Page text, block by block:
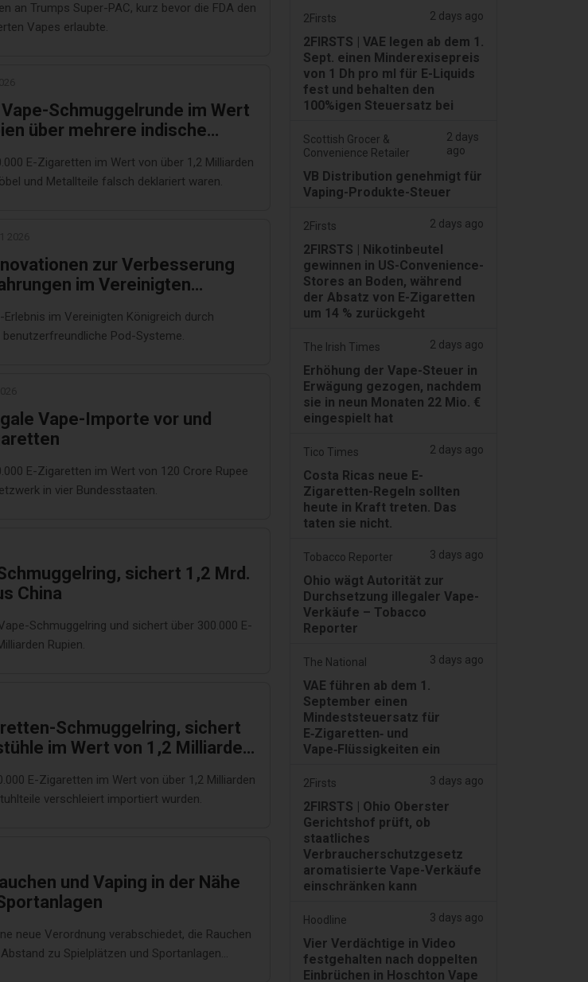
an Trumps Super-PAC, kurz bevor die FDA den
Vapes erlaubte.
Schmuggelrunde im Wert
über mehrere indische
E-Zigaretten im Wert von über 1,2 Milliarden
und Metallteile falsch deklariert waren.
zur Verbesserung
im Vereinigten
im Vereinigten Königreich durch
Pod-Systeme.
Vape-Importe vor und
E-Zigaretten im Wert von 120 Crore Rupee
in vier Bundesstaaten.
sichert 1,2 Mrd.
China
Schmuggelring und sichert über 300.000 E-
Rupien.
Schmuggelring, sichert
im Wert von 1,2 Milliarden
E-Zigaretten im Wert von über 1,2 Milliarden
verschleiert importiert wurden.
und Vaping in der Nähe
neue Verordnung verabschiedet, die Rauchen
zu Spielplätzen und Sportanlagen
2Firsts 2 days ago
2FIRSTS | VAE legen ab dem 1.
Sept. einen Minderexisepreis
von 1 Dh pro ml für E-Liquids
fest und behalten den
100%igen Steuersatz bei
Scottish Grocer &
Convenience Retailer
2 days
ago
VB Distribution genehmigt für
Vaping-Produkte-Steuer
2Firsts 2 days ago
2FIRSTS | Nikotinbeutel
gewinnen in US-Convenience-
Stores an Boden, während
der Absatz von E-Zigaretten
um 14 % zurückgeht
The Irish Times 2 days ago
Erhöhung der Vape-Steuer in
Erwägung gezogen, nachdem
sie in neun Monaten 22 Mio. €
eingespielt hat
Tico Times 2 days ago
Costa Ricas neue E-
Zigaretten-Regeln sollten
heute in Kraft treten. Das
taten sie nicht.
Tobacco Reporter 3 days ago
Ohio wägt Autorität zur
Durchsetzung illegaler Vape-
Verkäufe – Tobacco
Reporter
The National 3 days ago
VAE führen ab dem 1.
September einen
Mindeststeuersatz für
E‑Zigaretten‑ und
Vape‑Flüssigkeiten ein
2Firsts 3 days ago
2FIRSTS | Ohio Oberster
Gerichtshof prüft, ob
staatliches
Verbraucherschutzgesetz
aromatisierte Vape-Verkäufe
einschränken kann
Hoodline 3 days ago
Vier Verdächtige in Video
festgehalten nach doppelten
Einbrüchen in Hoschton Vape